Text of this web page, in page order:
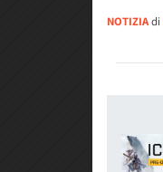
NOTIZIAdi